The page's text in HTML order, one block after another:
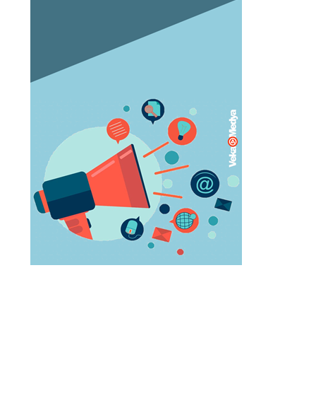
Orgazm olan kadınlar daha çabuk
May 05, 2023